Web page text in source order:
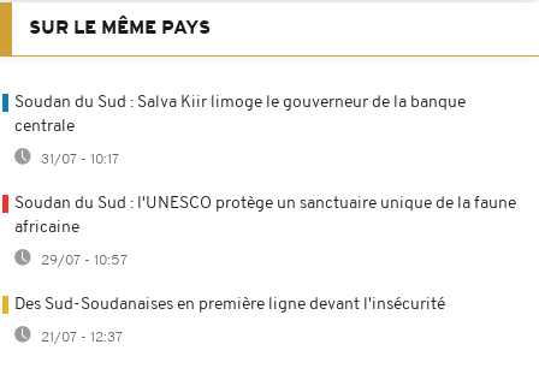
SUR LE MÊME PAYS
Soudan du Sud : Salva Kiir limoge le gouverneur de la banque
centrale
31/07 - 10:17
Soudan du Sud : l'UNESCO protège un sanctuaire unique de la faune
africaine
29/07 - 10:57
Des Sud-Soudanaises en première ligne devant l'insécurité
21/07 - 12:37